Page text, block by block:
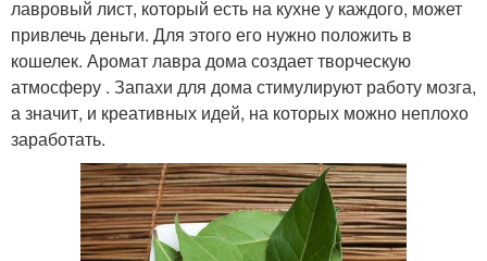
лавровый лист, который есть на кухне у каждого, может
привлечь деньги. Для этого его нужно положить в
кошелек. Аромат лавра дома создает творческую
атмосферу . Запахи для дома стимулируют работу мозга,
а значит, и креативных идей, на которых можно неплохо
заработать.